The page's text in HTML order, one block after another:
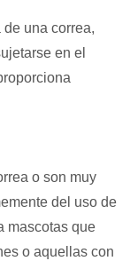
de una correa,
en el
o son muy
del uso de
mascotas que
o aquellas con